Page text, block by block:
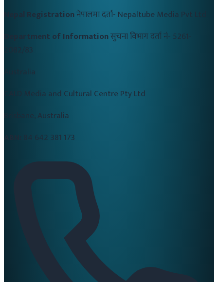
Nepal Registrationनेपालमा दर्ता- Nepaltube Media Pvt Ltd
Department of Informationसुचना विभाग दर्ता नं- 5261-
2082/83
Australia
CALD Media and Cultural Centre Pty Ltd
Brisbane, Australia
84 642 381 173